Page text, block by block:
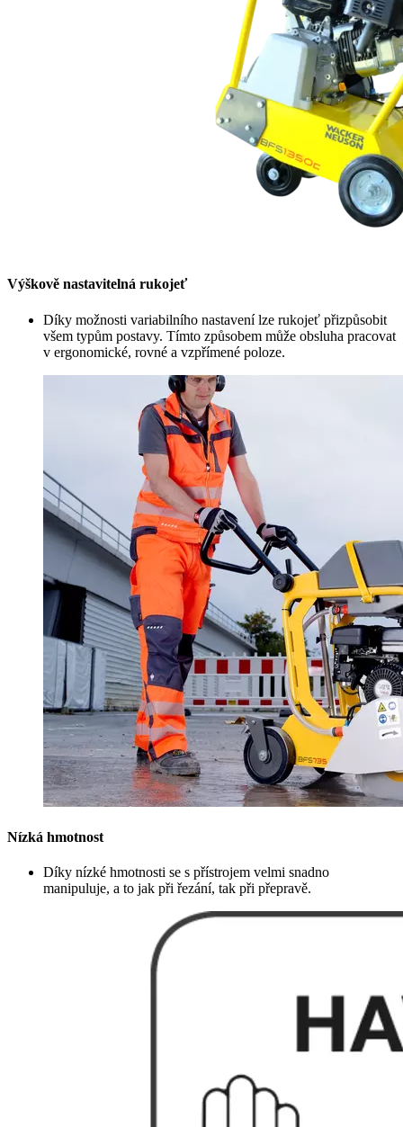
Výškově nastavitelná rukojeť
Díky možnosti variabilního nastavení lze rukojeť přizpůsobit
všem typům postavy. Tímto způsobem může obsluha pracovat
v ergonomické, rovné a vzpřímené poloze.
Nízká hmotnost
Díky nízké hmotnosti se s přístrojem velmi snadno
manipuluje, a to jak při řezání, tak při přepravě.